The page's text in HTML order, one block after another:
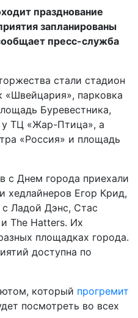
празднование
запланированы
пресс-служба
стали стадион
парковка
Буревестника,
ТЦ «Жар-Птица», а
«Россия» и площадь
с Днем города приехали
хедлайнеров Егор Крид,
Ладой Дэнс, Стас
The Hatters. Их
площадках города.
доступна по
который прогремит
посмотреть во всех